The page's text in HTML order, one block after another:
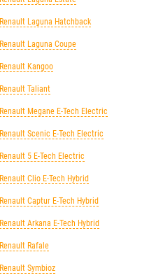
Renault Laguna Hatchback
Renault Laguna Coupe
Renault Kangoo
Renault Taliant
Renault Megane E-Tech Electric
Renault Scenic E-Tech Electric
Renault 5 E-Tech Electric
Renault Clio E-Tech Hybrid
Renault Captur E-Tech Hybrid
Renault Arkana E-Tech Hybrid
Renault Rafale
Renault Symbioz